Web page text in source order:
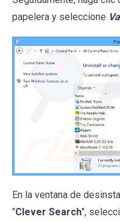
papelera y seleccione
En la ventana de
"Clever Search",